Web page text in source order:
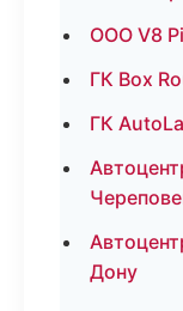
ООО V8
ГК Box
ГК
Дону